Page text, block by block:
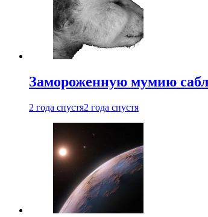
Замороженную мумию
2 года спустя2 года спустя